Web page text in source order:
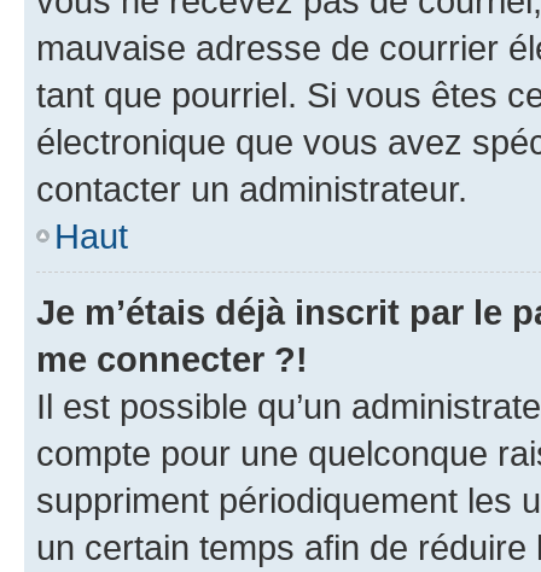
mauvaise adresse de courrier
tant que pourriel. Si vous êtes
électronique que vous avez
contacter un administrateur.
Haut
Je m’étais déjà inscrit par le
me connecter ?!
Il est possible qu’un
compte pour une quelconque
suppriment périodiquement les
un certain temps afin de